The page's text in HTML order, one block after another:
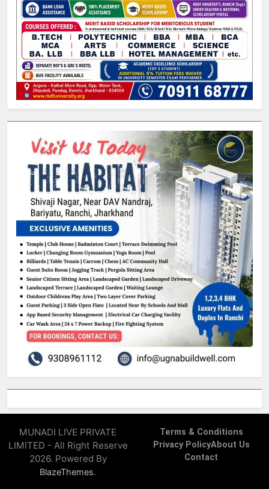
MUNADI LIVE PRIVATE
LIMITED - All Right Reserve
2026. Powered By
BlazeThemes.
Terms & Conditions
Privacy PolicyAbout Us
Contact